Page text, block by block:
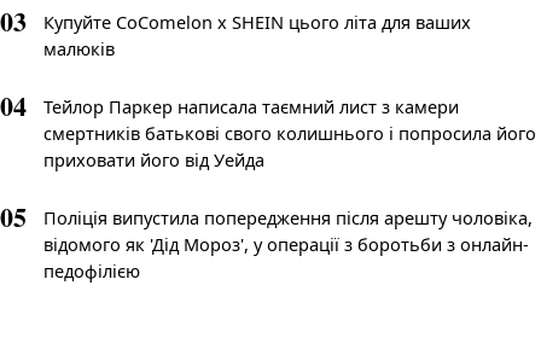
03
Купуйте CoComelon x SHEIN цього літа для ваших
малюків
04
Тейлор Паркер написала таємний лист з камери
смертників батькові свого колишнього і попросила його
приховати його від Уейда
05
Поліція випустила попередження після арешту чоловіка,
відомого як 'Дід Мороз', у операції з боротьби з онлайн-
педофілією